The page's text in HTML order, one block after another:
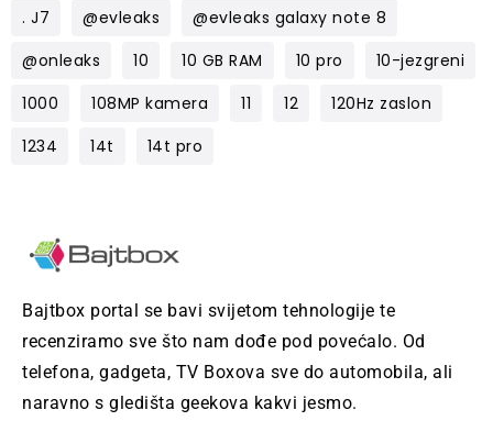
. J7 @evleaks
@evleaks galaxy note 8
@onleaks
10 10 GB RAM 10 pro
10-jezgreni
1000
108MP kamera 11 12
120Hz zaslon
1234
14t 14t pro
Bajtbox portal se bavi svijetom tehnologije te
recenziramo sve što nam dođe pod povećalo. Od
telefona, gadgeta, TV Boxova sve do automobila, ali
naravno s gledišta geekova kakvi jesmo.